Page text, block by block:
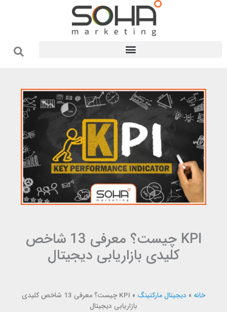
KPI چیست؟ معرفی 13 شاخص
کلیدی بازاریابی دیجیتال
خانه » دیجیتال مارکتینگ »
KPI چیست؟ معرفی 13 شاخص کلیدی
بازاریابی دیجیتال